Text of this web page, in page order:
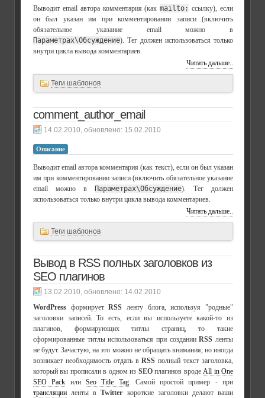
Выводит email автора комментария (какmailto: ссылку), если
он был указан им при комментировании записи (включить
обязательное указание email можно в
Параметрах\Обсуждение). Тег должен использоваться только
внутри цикла вывода комментариев.
Читать дальше..
Теги шаблонов
comment_author_email
15.02.2010
, обновлено:
Описание
Выводит email автора комментария (как текст), если он был указан
им при комментировании записи (включить обязательное указание
email можно в
Параметрах\Обсуждение). Тег должен
использоваться только внутри цикла вывода комментариев.
Читать дальше..
Теги шаблонов
Вывод в RSS полных заголовков из
SEO плагинов
14.02.2010
, обновлено:
WordPress формируетRSS ленту блога, используя "родные"
заголовки записей. То есть, если вы используете какой-то из
плагинов, формирующих титлы страниц, то такие
сформированные титлы использоваться при созданииRSS ленты
не будут. Зачастую, на это можно не обращать внимания, но иногда
возникает необходимость отдать вRSS полный текст заголовка,
который вы прописали в одном из SEOплагинов вродеAll in One
SEO Pack или Seo Title Tag. Самой простой пример - при
трансляции ленты вTwitter короткие заголовки делают ваши